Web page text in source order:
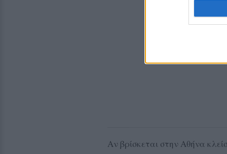
Αν βρίσκεται στην Αθήνα